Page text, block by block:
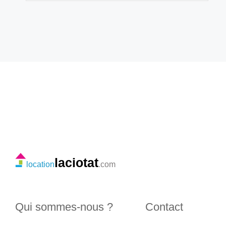
locationlaciotat.com
Qui sommes-nous ? Contact